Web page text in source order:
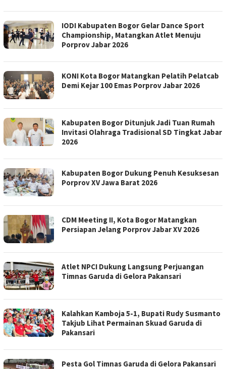
IODI Kabupaten Bogor Gelar Dance Sport
Championship, Matangkan Atlet Menuju
Porprov Jabar 2026
KONI Kota Bogor Matangkan Pelatih Pelatcab
Demi Kejar 100 Emas Porprov Jabar 2026
Kabupaten Bogor Ditunjuk Jadi Tuan Rumah
Invitasi Olahraga Tradisional SD Tingkat Jabar
2026
Kabupaten Bogor Dukung Penuh Kesuksesan
Porprov XV Jawa Barat 2026
CDM Meeting II, Kota Bogor Matangkan
Persiapan Jelang Porprov Jabar XV 2026
Atlet NPCI Dukung Langsung Perjuangan
Timnas Garuda di Gelora Pakansari
Kalahkan Kamboja 5-1, Bupati Rudy Susmanto
Takjub Lihat Permainan Skuad Garuda di
Pakansari
Pesta Gol Timnas Garuda di Gelora Pakansari